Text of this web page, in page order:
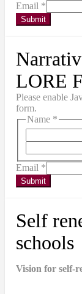
Email *
Submit
LORE
Please enable
form.
Name *
Email *
Submit
Self
schools
Vision for self-